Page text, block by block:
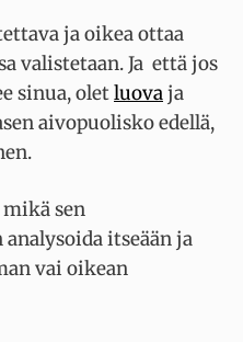
ja oikea ottaa
valistetaan. Ja että jos
sinua, oletluovaja
aivopuolisko edellä,
sen
itseään ja
vai oikean